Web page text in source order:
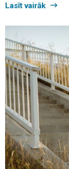
Lasīt vairāk